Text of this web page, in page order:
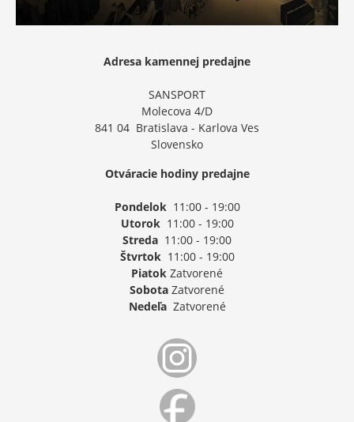
Adresa kamennej predajne
SANSPORT
Molecova 4/D
841 04 Bratislava - Karlova Ves
Slovensko
Otváracie hodiny predajne
Pondelok11:00 - 19:00
Utorok11:00 - 19:00
Streda 11:00 - 19:00
Štvrtok11:00 - 19:00
Piatok Zatvorené
Sobota Zatvorené
NedeľaZatvorené